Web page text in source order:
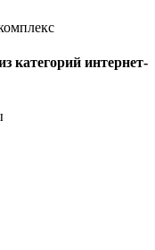
категорий интернет-